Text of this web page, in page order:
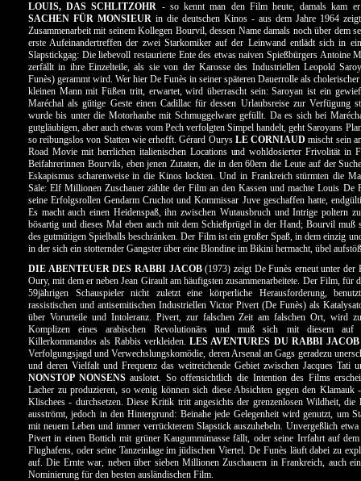
LOUIS, DAS SCHLITZOHR - so kennt man den Film heute, damals kam
SACHEN FÜR MONSIEUR in die deutschen Kinos - aus dem Jahre 1964
Zusammenarbeit mit seinem Kollegen Bourvil, dessen Name damals noch über dem
erste Aufeinandertreffen der zwei Starkomiker auf der Leinwand entlädt sich in
Slapstickgag: Die liebevoll restaurierte Ente des etwas naiven Spießbürgers Antoine
zerfällt in ihre Einzelteile, als sie von der Karosse des Industriellen Leopold
Funès) gerammt wird. Wer hier De Funès in seiner späteren Dauerrolle als
kleinen Mann mit Füßen tritt, erwartet, wird überrascht sein: Saroyan ist ein
Maréchal als gütige Geste einen Cadillac für dessen Urlaubsreise zur Verfügung
wurde bis unter die Motorhaube mit Schmuggelware gefüllt. Da es sich bei
gutgläubigen, aber auch etwas vom Pech verfolgten Simpel handelt, geht Saroyans
so reibungslos von Statten wie erhofft. Gérard Ourys LE CORNIAUD mischt sein
Road Movie mit herrlichen italienischen Locations und wohldosierter Frivolität in
Beifahrerinnen Bourvils, eben jenen Zutaten, die in den 60ern die Leute auf der
Eskapismus scharenweise in die Kinos lockten. Und in Frankreich stürmten die
Säle: Elf Millionen Zuschauer zählte der Film an den Kassen und machte Louis De
seine Erfolgsrollen Gendarm Cruchot und Kommissar Juve geschaffen hatte,
Es macht auch einen Heidenspaß, ihn zwischen Wutausbruch und Intrige poltern
bösartig und dieses Mal eben auch mit dem Schießprügel in der Hand; Bourvil muß
des gutmütigen Spielballs beschränken. Der Film ist ein großer Spaß, in dem einzig
in der sich ein stotternder Gangster über eine Blondine im Bikini hermacht, übel
DIE ABENTEUER DES RABBI JACOB(1973) zeigt De Funès erneut unter der
Oury, mit dem er neben Jean Girault am häufigsten zusammenarbeitete. Der Film, für
59jährigen Schauspieler nicht zuletzt eine körperliche Herausforderung,
rassistischen und antisemitischen Industriellen Victor Pivert (De Funès) als
über Vorurteile und Intoleranz. Pivert, zur falschen Zeit am falschen Ort, wird
Komplizen eines arabischen Revolutionärs und muß sich mit diesem
Killerkommandos als Rabbis verkleiden.LES AVENTURES DU RABBI JACOB
Verfolgungsjagd und Verwechslungskomödie, deren Arsenal an Gags geradezu
und deren Vielfalt und Frequenz das weitreichende Gebiet zwischen Jacques Tati
NONSTOP NONSENSauslotet. So offensichtlich die Intention des Films
Lacher zu produzieren, so wenig können sich diese Absichten gegen den Klamauk
Klischees - durchsetzen. Diese Kritik tritt angesichts der grenzenlosen Wildheit, die
ausströmt, jedoch in den Hintergrund: Beinahe jede Gelegenheit wird genutzt, um
mit neuem Leben und immer verrückterem Slapstick auszuhebeln. Unvergeßlich
Pivert in einen Bottich mit grüner Kaugummimasse fällt, oder seine Irrfahrt auf dem
Flughafens, oder seine Tanzeinlage im jüdischen Viertel. De Funès läuft dabei zu
auf. Die Ernte war, neben über sieben Millionen Zuschauern in Frankreich, auch
Nominierung für den besten ausländischen Film.